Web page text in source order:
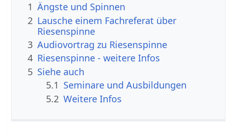
1 Ängste und Spinnen
2 Lausche einem Fachreferat über
Riesenspinne
3 Audiovortrag zu Riesenspinne
4 Riesenspinne - weitere Infos
5 Siehe auch
5.1 Seminare und Ausbildungen
5.2 Weitere Infos